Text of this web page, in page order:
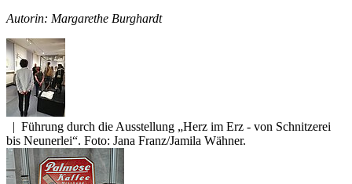
Autorin: Margarethe Burghardt
| Führung durch die Ausstellung „Herz im Erz - von Schnitzerei
bis Neunerlei“. Foto: Jana Franz/Jamila Wähner.